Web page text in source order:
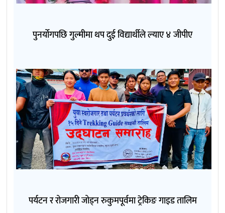
पुनर्योगपछि गुल्मीमा थप दुई विद्यार्थीले ल्याए ४ जीपीए
पर्यटन र रोजगारी जोड्न रुकुमपूर्वमा ट्रेकिङ गाइड तालिम